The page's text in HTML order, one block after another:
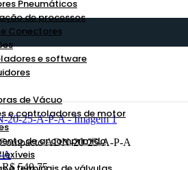
Pneumáticos
de processos
Conectores
e software
de Vácuo
e controladores de motor
de ar comprimido
ADN-20-25-A-P-A
R$540,75